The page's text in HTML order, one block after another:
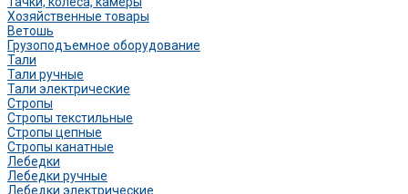
Хозяйственные товары
Ветошь
Грузоподъемное оборудование
Тали
Тали ручные
Тали электрические
Стропы
Стропы текстильные
Стропы цепные
Стропы канатные
Лебедки
Лебедки ручные
Лебедки электрические